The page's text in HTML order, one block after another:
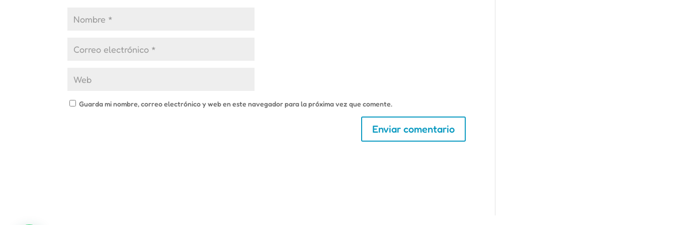
Guarda mi nombre, correo electrónico y web en este navegador para la próxima vez que comente.